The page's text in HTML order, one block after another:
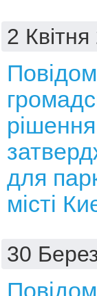
2
для
місті
30